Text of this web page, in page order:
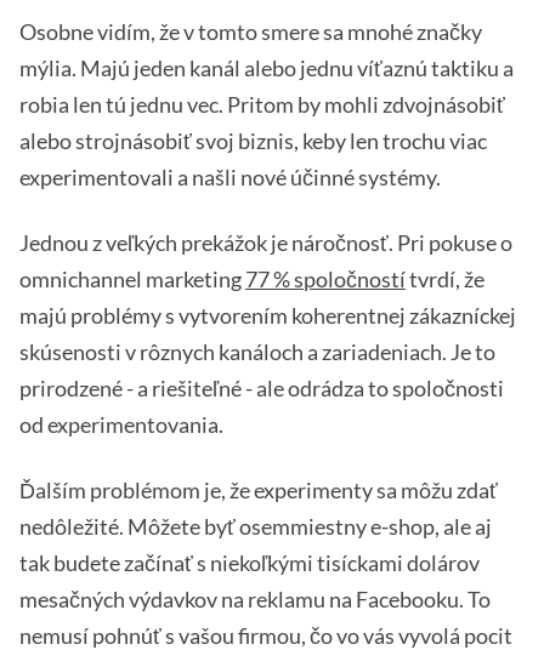
Osobne vidím, že v tomto smere sa mnohé značky
mýlia. Majú jeden kanál alebo jednu víťaznú taktiku a
robia len tú jednu vec. Pritom by mohli zdvojnásobiť
alebo strojnásobiť svoj biznis, keby len trochu viac
experimentovali a našli nové účinné systémy.
Jednou z veľkých prekážok je náročnosť. Pri pokuse o
omnichannel marketing77 % spoločnostítvrdí, že
majú problémy s vytvorením koherentnej zákazníckej
skúsenosti v rôznych kanáloch a zariadeniach. Je to
prirodzené - a riešiteľné - ale odrádza to spoločnosti
od experimentovania.
Ďalším problémom je, že experimenty sa môžu zdať
nedôležité. Môžete byť osemmiestny e-shop, ale aj
tak budete začínať s niekoľkými tisíckami dolárov
mesačných výdavkov na reklamu na Facebooku. To
nemusí pohnúť s vašou firmou, čo vo vás vyvolá pocit